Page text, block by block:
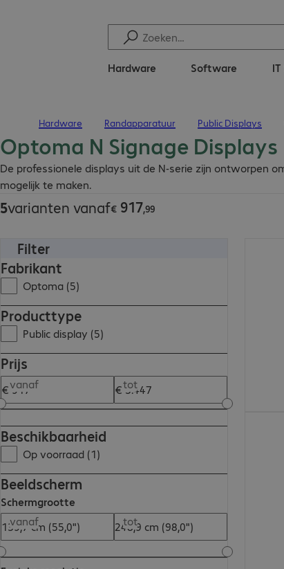
Hardware Software
Hardware Randapparatuur Public Displays
Optoma N Signage Displays
De professionele displays uit de N-serie zijn ontworpen
mogelijk te maken.
5varianten vanaf€ 917,99
€ 917,99
Filter
Fabrikant
Optoma (5)
Producttype
Public display (5)
Prijs
vanaf tot
Beschikbaarheid
Op voorraad (1)
Beeldscherm
Schermgrootte
vanaf
tot